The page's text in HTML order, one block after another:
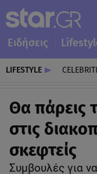
Ειδήσεις
LIFESTYLE
Θα πάρεις
στις
σκεφτείς
Συμβουλές για